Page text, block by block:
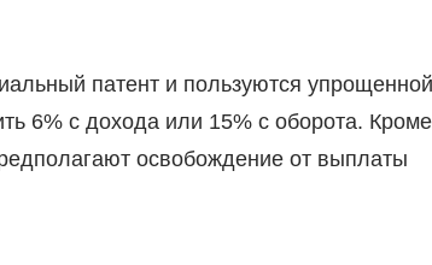
патент и пользуются упрощенной
6% с дохода или 15% с оборота. Кроме
освобождение от выплаты